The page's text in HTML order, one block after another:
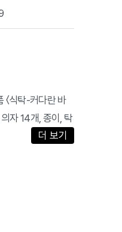
식탁-커다란 바
자 14개, 종이, 탁
더 보기